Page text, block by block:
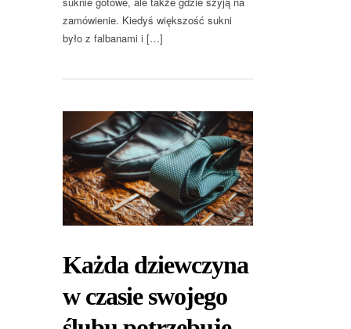
zamówienie. Kiedyś większość sukni
było z falbanami i […]
Każda dziewczyna
w czasie swojego